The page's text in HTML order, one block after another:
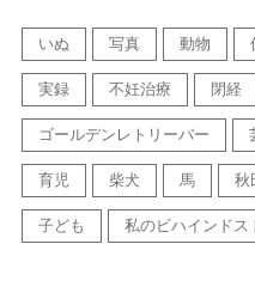
いぬ 写真 動物
実録 不妊治療 閉経
ゴールデンレトリーバー
育児 柴犬 馬 秋
子ども 私のビハインドス